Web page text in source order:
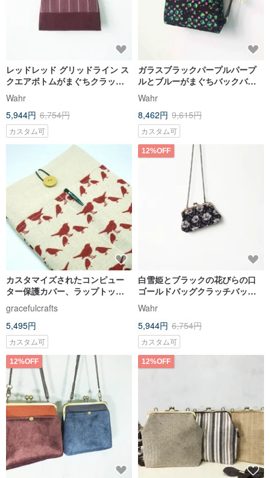
レッドレッド グリッドライン ス
クエアボトムがまぐちクラッチ
サイドバッグ ショルダーバッグ
機内持ち込みバッグ
Wahr
5,944円 6,754円
カスタム可
ガラスブラックパープルパープ
ルとブルーがまぐちバックバッ
クパックショルダーバッグサイ
ドバッグ機内持ち込みバッグ小
型バッグ
Wahr
8,462円 9,615円
カスタム可
カスタマイズされたコンピュー
ター保護カバー、ラップトップ
バッグ、コンピューターバッ
グ、タブレットカバー（M-106）
レッド Bird
gracefulcrafts
5,495円
カスタム可
12%OFF
白雪姫とブラックの花びらの口
ゴールドバッグクラッチバッグ
サイドバックパックショルダー
バッグコスメティックバッグワ
イドストラップ
Wahr
5,944円 6,754円
カスタム可
12%OFF 12%OFF